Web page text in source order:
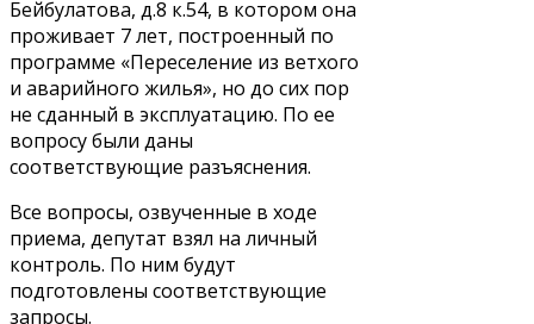
Бейбулатова, д.8 к.54, в котором она
проживает 7 лет, построенный по
программе «Переселение из ветхого
и аварийного жилья», но до сих пор
не сданный в эксплуатацию. По ее
вопросу были даны
соответствующие разъяснения.
Все вопросы, озвученные в ходе
приема, депутат взял на личный
контроль. По ним будут
подготовлены соответствующие
запросы.